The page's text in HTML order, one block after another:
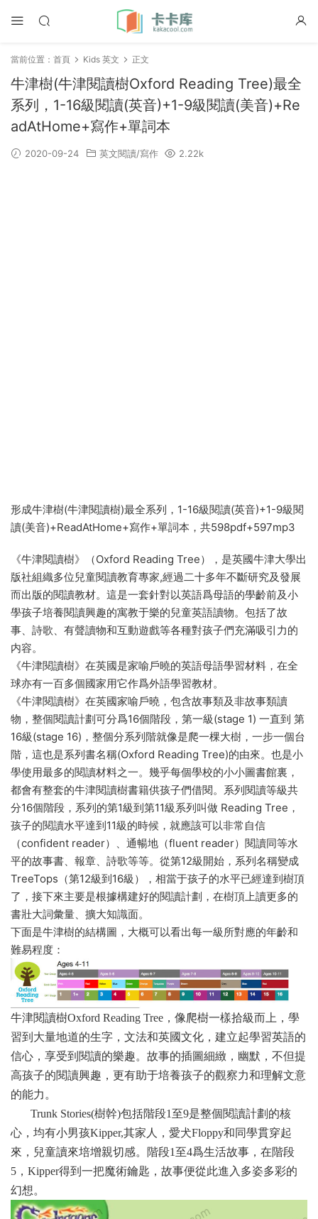
當前位置： 首頁 Kids 英文 正文
牛津樹(牛津閱讀樹Oxford Reading Tree)最全
系列，1-16級閱讀(英音)+1-9級閱讀(美音)+Re
adAtHome+寫作+單詞本
2020-09-24 英文閱讀/寫作 2.22k
形成牛津樹(牛津閱讀樹)最全系列，1-16級閱讀(英音)+1-9級閱
讀(美音)+ReadAtHome+寫作+單詞本，共598pdf+597mp3
《牛津閱讀樹》（Oxford Reading Tree），是英國牛津大學出
版社組織多位兒童閱讀教育專家,經過二十多年不斷研究及發展
而出版的閱讀教材。這是一套針對以英語爲母語的學齡前及小
學孩子培養閱讀興趣的寓教于樂的兒童英語讀物。包括了故
事、詩歌、有聲讀物和互動遊戲等各種對孩子們充滿吸引力的
内容。
《牛津閱讀樹》在英國是家喻戶曉的英語母語學習材料，在全
球亦有一百多個國家用它作爲外語學習教材。
《牛津閱讀樹》在英國家喻戶曉，包含故事類及非故事類讀
物，整個閱讀計劃可分爲16個階段，第一級(stage 1) 一直到 第
16級(stage 16)，整個分系列階就像是爬一棵大樹，一步一個台
階，這也是系列書名稱(Oxford Reading Tree)的由來。也是小
學使用最多的閱讀材料之一。幾乎每個學校的小小圖書館裏，
都會有整套的牛津閱讀樹書籍供孩子們借閱。系列閱讀等級共
分16個階段，系列的第1級到第11級系列叫做 Reading Tree，
孩子的閱讀水平達到11級的時候，就應該可以非常自信
（confident reader）、通暢地（fluent reader）閱讀同等水
平的故事書、報章、詩歌等等。從第12級開始，系列名稱變成
TreeTops（第12級到16級），相當于孩子的水平已經達到樹頂
了，接下來主要是根據構建好的閱讀計劃，在樹頂上讀更多的
書壯大詞彙量、擴大知識面。
下面是牛津樹的結構圖，大概可以看出每一級所對應的年齡和
難易程度：
牛津閱讀樹Oxford Reading Tree，像爬樹一樣拾級而上，學
習到大量地道的生字，文法和英國文化，建立起學習英語的
信心，享受到閱讀的樂趣。故事的插圖細緻，幽默，不但提
高孩子的閱讀興趣，更有助于培養孩子的觀察力和理解文意
的能力。
Trunk Stories(樹幹)包括階段1至9是整個閱讀計劃的核
心，均有小男孩Kipper,其家人，愛犬Floppy和同學貫穿起
來，兒童讀來培增親切感。階段1至4爲生活故事，在階段
5，Kipper得到一把魔術鑰匙，故事便從此進入多姿多彩的
幻想。